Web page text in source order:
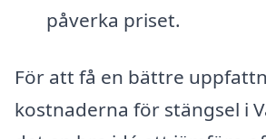
påverka priset.
För att få en bättre
kostnaderna för stängsel i